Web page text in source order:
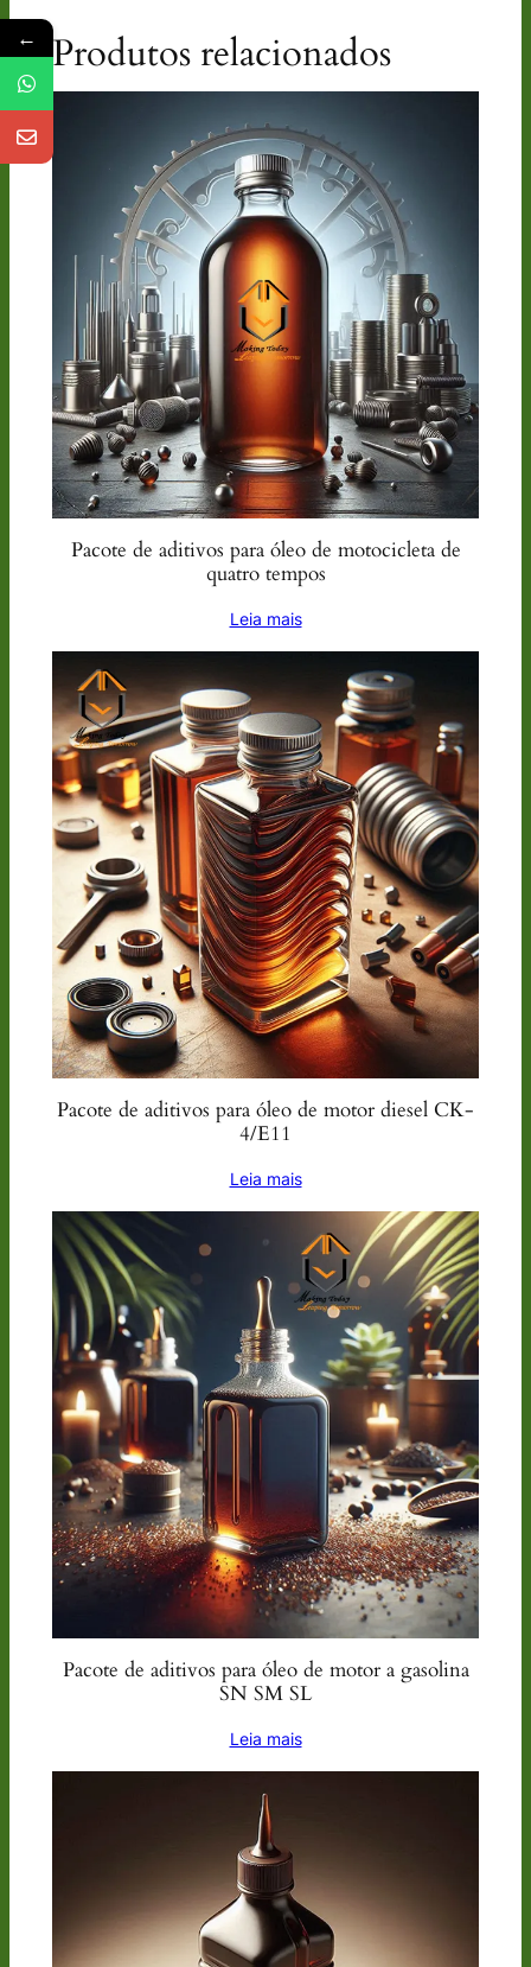
Produtos relacionados
Pacote de aditivos para óleo de motocicleta de
quatro tempos
Leia mais
Pacote de aditivos para óleo de motor diesel CK-
4/E11
Leia mais
Pacote de aditivos para óleo de motor a gasolina
SN SM SL
Leia mais
←